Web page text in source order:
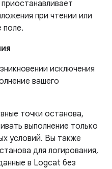
при чтении или
поле.
исключения
вашего
точки останова,
выполнение только
условий. Вы также
для логирования,
в Logcat без